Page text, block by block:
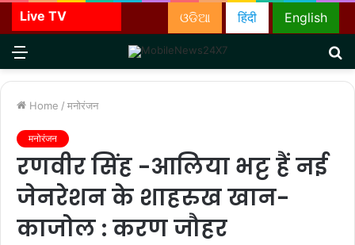
Live TV English
हिंदी
ଓଡିଆ
Menu
Home / मनोरंजन
मनोरंजन
रणवीर सिंह -आलिया भट्ट हैं नई
जेनरेशन के शाहरुख खान-
काजोल : करण जौहर